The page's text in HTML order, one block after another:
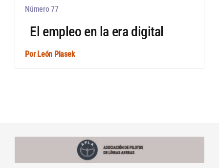
Número 77
El empleo en la era digital
Por León Piasek